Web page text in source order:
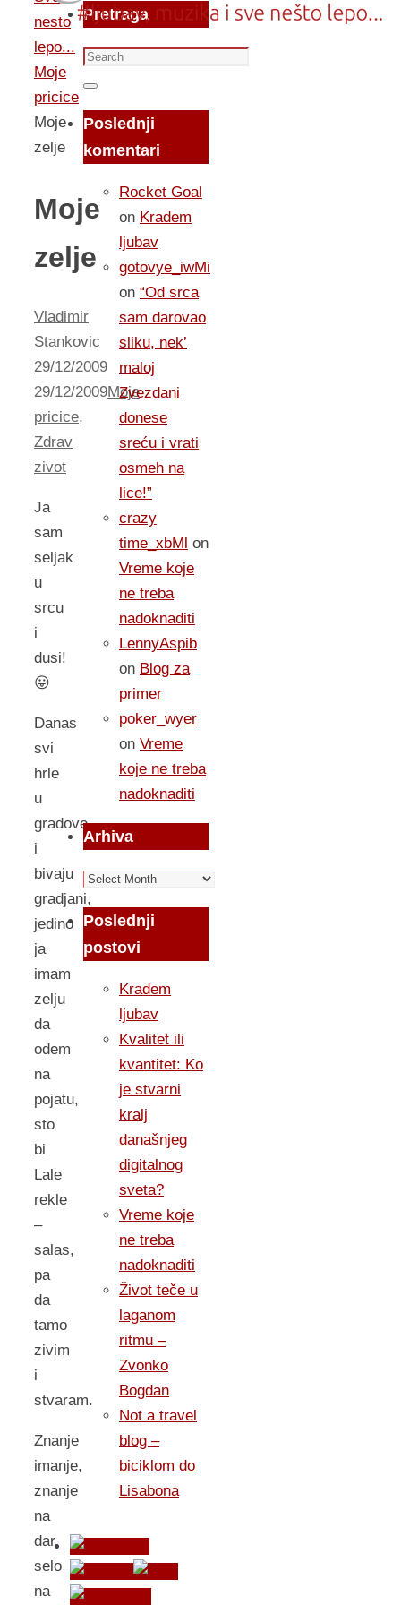
nesto
lepo...
Moje
pricice
Moje
zelje
Moje
zelje
Vladimir
Stankovic
29/12/2009
29/12/2009Moje
pricice,
Zdrav
zivot
Ja
sam
seljak
u
srcu
i
dusi!
😛
Danas
svi
hrle
u
gradove
i
bivaju
gradjani,
jedino
ja
imam
zelju
da
odem
na
pojatu,
sto
bi
Lale
rekle
–
salas,
pa
da
tamo
zivim
i
stvaram.
Znanje
imanje,
znanje
na
dar,
selo
na
Pretraga
Search
for:
Search
Poslednji
komentari
Rocket Goal
on Kradem
ljubav
gotovye_iwMi
on “Od srca
sam darovao
sliku, nek’
maloj
Zvezdani
donese
sreću i vrati
osmeh na
lice!”
crazy
time_xbMl on
Vreme koje
ne treba
nadoknaditi
LennyAspib
on Blog za
primer
poker_wyer
on Vreme
koje ne treba
nadoknaditi
Arhiva
Arhiva
Poslednji
postovi
Kradem
ljubav
Kvalitet ili
kvantitet: Ko
je stvarni
kralj
današnjeg
digitalnog
sveta?
Vreme koje
ne treba
nadoknaditi
Život teče u
laganom
ritmu –
Zvonko
Bogdan
Not a travel
blog –
biciklom do
Lisabona